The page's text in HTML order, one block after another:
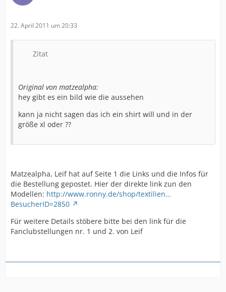
22. April 2011 um 20:33
Zitat
Original von matzealpha:
hey gibt es ein bild wie die aussehen
kann ja nicht sagen das ich ein shirt will und in der
größe xl oder ??
Matzealpha, Leif hat auf Seite 1 die Links und die Infos für
die Bestellung gepostet. Hier der direkte link zun den
Modellen: http://www.ronny.de/shop/textilien…
BesucherID=2850
Für weitere Details stöbere bitte bei den link für die
Fanclubstellungen nr. 1 und 2. von Leif